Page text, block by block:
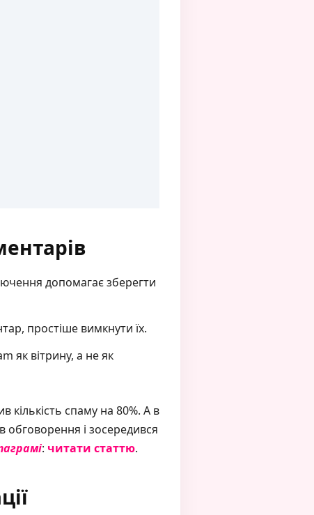
допомагає зберегти
простіше вимкнути їх.
як вітрину, а не як
кількість спаму на 80%. А в
обговорення і зосередився
: читати статтю.